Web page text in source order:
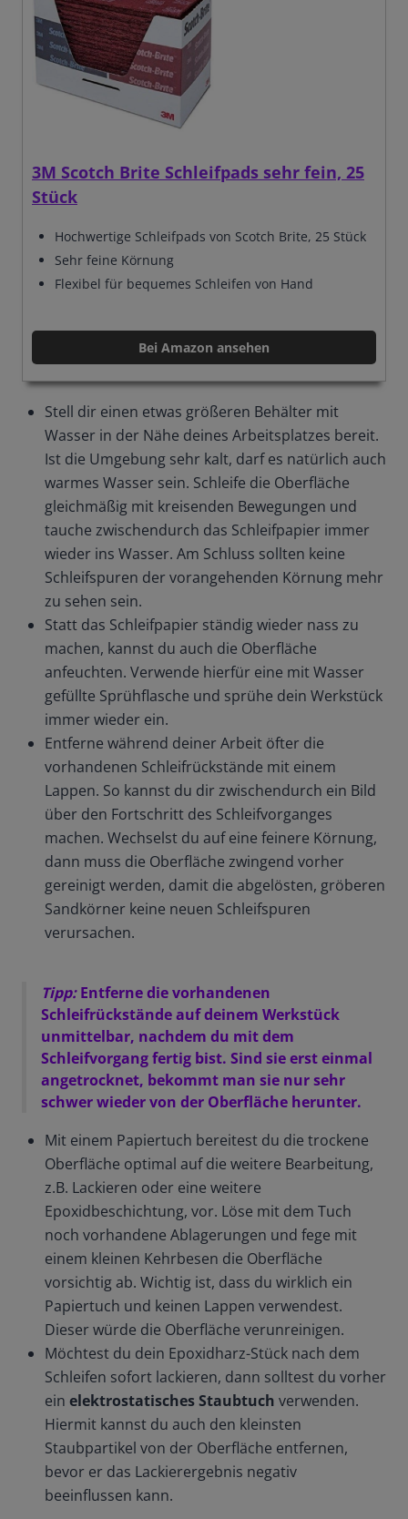
3M Scotch Brite Schleifpads sehr fein, 25
Stück
Hochwertige Schleifpads von Scotch Brite, 25 Stück
Sehr feine Körnung
Flexibel für bequemes Schleifen von Hand
Bei Amazon ansehen
Stell dir einen etwas größeren Behälter mit
Wasser in der Nähe deines Arbeitsplatzes bereit.
Ist die Umgebung sehr kalt, darf es natürlich auch
warmes Wasser sein. Schleife die Oberfläche
gleichmäßig mit kreisenden Bewegungen und
tauche zwischendurch das Schleifpapier immer
wieder ins Wasser. Am Schluss sollten keine
Schleifspuren der vorangehenden Körnung mehr
zu sehen sein.
Statt das Schleifpapier ständig wieder nass zu
machen, kannst du auch die Oberfläche
anfeuchten. Verwende hierfür eine mit Wasser
gefüllte Sprühflasche und sprühe dein Werkstück
immer wieder ein.
Entferne während deiner Arbeit öfter die
vorhandenen Schleifrückstände mit einem
Lappen. So kannst du dir zwischendurch ein Bild
über den Fortschritt des Schleifvorganges
machen. Wechselst du auf eine feinere Körnung,
dann muss die Oberfläche zwingend vorher
gereinigt werden, damit die abgelösten, gröberen
Sandkörner keine neuen Schleifspuren
verursachen.
Tipp:Entferne die vorhandenen
Schleifrückstände auf deinem Werkstück
unmittelbar, nachdem du mit dem
Schleifvorgang fertig bist. Sind sie erst einmal
angetrocknet, bekommt man sie nur sehr
schwer wieder von der Oberfläche herunter.
Mit einem Papiertuch bereitest du die trockene
Oberfläche optimal auf die weitere Bearbeitung,
z.B. Lackieren oder eine weitere
Epoxidbeschichtung, vor. Löse mit dem Tuch
noch vorhandene Ablagerungen und fege mit
einem kleinen Kehrbesen die Oberfläche
vorsichtig ab. Wichtig ist, dass du wirklich ein
Papiertuch und keinen Lappen verwendest.
Dieser würde die Oberfläche verunreinigen.
Möchtest du dein Epoxidharz-Stück nach dem
Schleifen sofort lackieren, dann solltest du vorher
ein elektrostatisches Staubtuch verwenden.
Hiermit kannst du auch den kleinsten
Staubpartikel von der Oberfläche entfernen,
bevor er das Lackierergebnis negativ
beeinflussen kann.